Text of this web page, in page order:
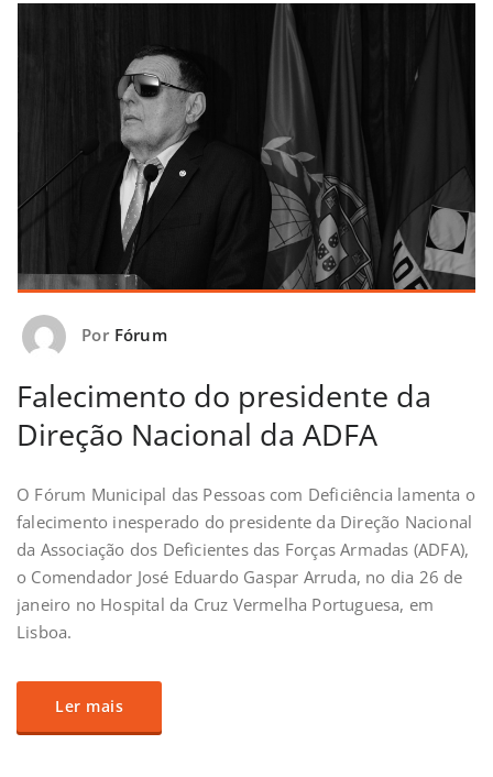
Por Fórum
Falecimento do presidente da
Direção Nacional da ADFA
O Fórum Municipal das Pessoas com Deficiência lamenta o
falecimento inesperado do presidente da Direção Nacional
da Associação dos Deficientes das Forças Armadas (ADFA),
o Comendador José Eduardo Gaspar Arruda, no dia 26 de
janeiro no Hospital da Cruz Vermelha Portuguesa, em
Lisboa.
Ler mais